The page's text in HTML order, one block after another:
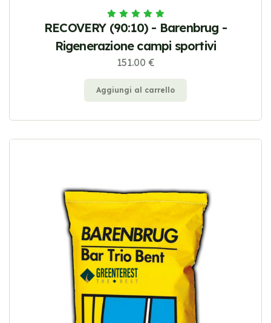
RECOVERY (90:10) - Barenbrug -
Rigenerazione campi sportivi
151.00 €
Aggiungi al carrello